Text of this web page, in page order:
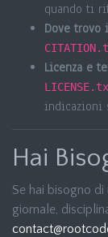
quando ti
Dove trovo
Licenza e
indicazioni
Hai
Se hai bisogno
giornale,